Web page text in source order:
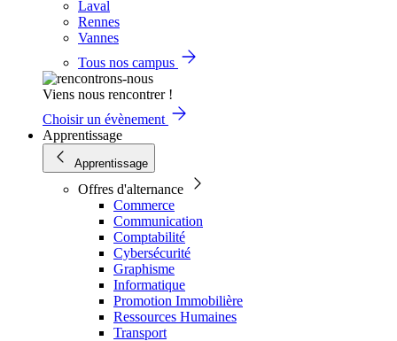
Laval
Rennes
Vannes
Tous nos campus
Viens nous rencontrer !
Choisir un évènement
Apprentissage
Apprentissage
Offres d'alternance
Commerce
Communication
Comptabilité
Cybersécurité
Graphisme
Informatique
Promotion Immobilière
Ressources Humaines
Transport